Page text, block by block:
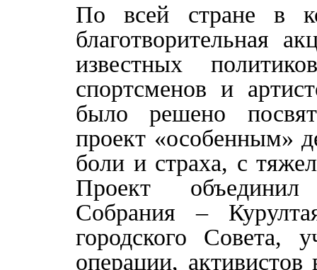
По всей стране в
благотворительная
известных
спортсменов и
было решено
проект «особенным»
боли и страха, с
Проект объединил
Собрания –
городского Совета,
операции,